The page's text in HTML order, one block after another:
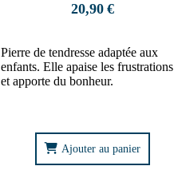
20,90 €
Pierre de tendresse adaptée aux
enfants. Elle apaise les frustrations
et apporte du bonheur.
Ajouter au panier